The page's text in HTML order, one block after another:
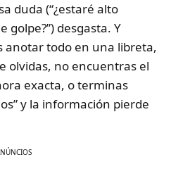
duda (“¿estaré alto
golpe?”) desgasta. Y
anotar todo en una libreta,
olvidas, no encuentras el
exacta, o terminas
y la información pierde